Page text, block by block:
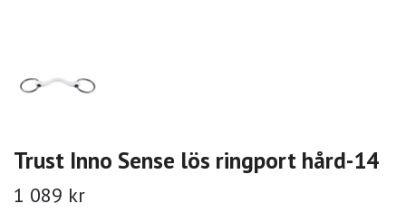
Trust Inno Sense lös ringport hård-14
1 089 kr